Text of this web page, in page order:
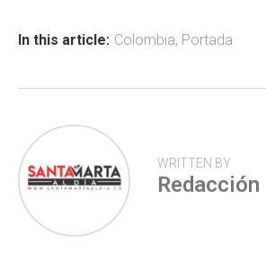
ok p
tir
In this article: Colombia, Portada
WRITTEN BY
Redacción